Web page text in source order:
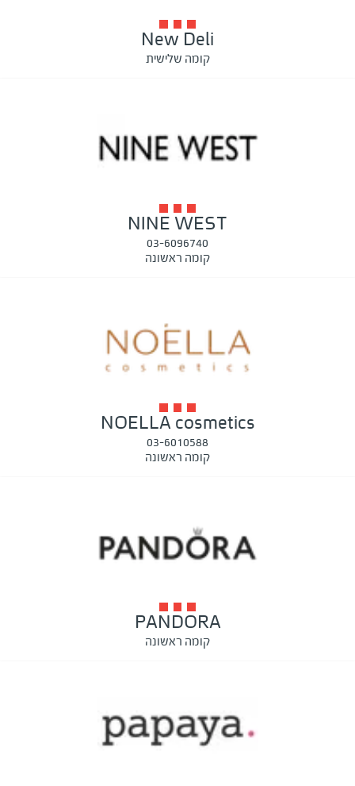
New Deli
קומה שלישית
NINE WEST
03-6096740
קומה ראשונה
NOELLA cosmetics
03-6010588
קומה ראשונה
PANDORA
קומה ראשונה